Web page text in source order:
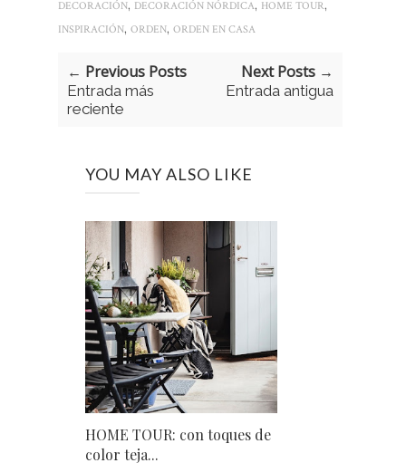
DECORACIÓN, DECORACIÓN NÓRDICA, HOME TOUR,
INSPIRACIÓN, ORDEN, ORDEN EN CASA
← Previous Posts
Entrada más
reciente
Next Posts →
Entrada antigua
YOU MAY ALSO LIKE
HOME TOUR: con toques de
color teja...